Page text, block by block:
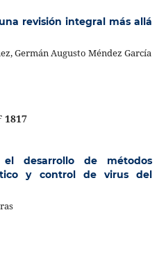
revisión integral más allá
Germán Augusto Méndez García
1817
desarrollo de métodos
y control de virus del